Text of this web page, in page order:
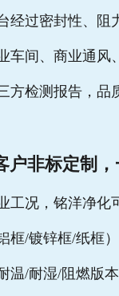
经过密封性、阻
车间、商业通风
方检测报告，品
户非标定制
工况，铭洋净化
框/镀锌框/纸框
温/耐湿/阻燃版